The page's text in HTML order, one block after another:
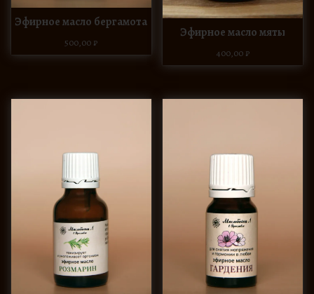
Эфирное масло бергамота
500,00 ₽
Эфирное масло мяты
400,00 ₽